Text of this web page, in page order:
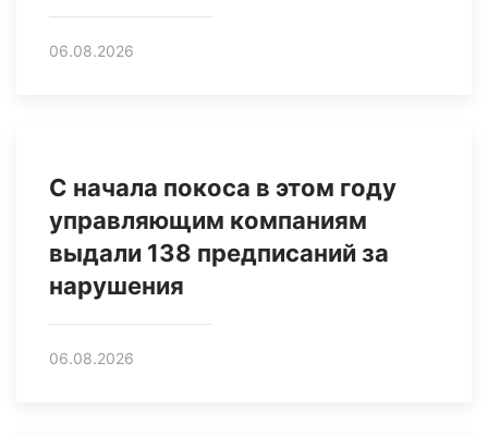
06.08.2026
С начала покоса в этом году
управляющим компаниям
выдали 138 предписаний за
нарушения
06.08.2026